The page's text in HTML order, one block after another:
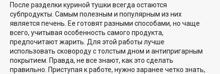
После разделки куриной тушки всегда остаются
субпродукты. Самым полезным и популярным из них
является печень. Ее готовят разными способами, но чаще
всего, учитывая особенность самого продукта,
предпочитают жарить. Для этой работы лучше
использовать сковороду с толстым дном и антипригарным
покрытием. Правда, не все знают, как это сделать
правильно. Приступая к работе, нужно заранее четко знать,